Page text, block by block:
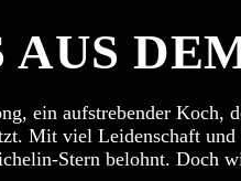
ein aufstrebender
Mit viel Leidenschaft
Stern belohnt. Doch